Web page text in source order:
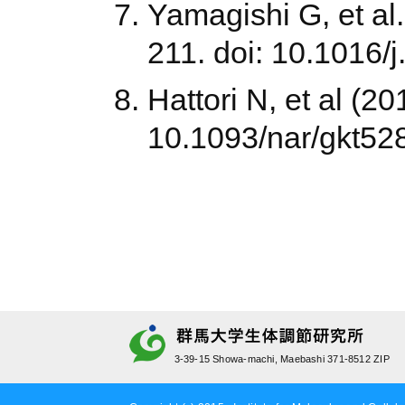
Yamagishi G, et
211. doi: 10.1016/
Hattori N, et al
10.1093/nar/
3-39-15 Showa-machi, Maebashi 371-8512 ZIP